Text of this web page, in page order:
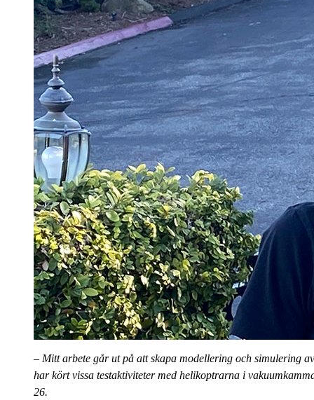
– Mitt arbete går ut på att skapa modellering och simulering
har kört vissa testaktiviteter med helikoptrarna i
26.